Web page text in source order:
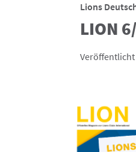
Lions
LION
Veröffentlicht